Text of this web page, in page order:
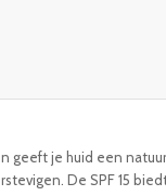
je huid een
De SPF 15